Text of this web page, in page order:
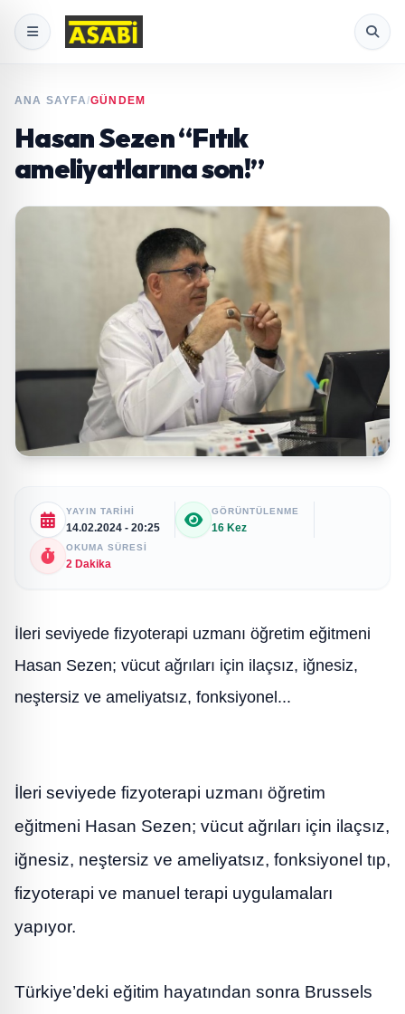
ANA SAYFA/GÜNDEM
Hasan Sezen “Fıtık
ameliyatlarına son!”
YAYIN TARIHI
14.02.2024 - 20:25
GÖRÜNTÜLENME
16 Kez
OKUMA SÜRESI
2 Dakika
İleri seviyede fizyoterapi uzmanı öğretim eğitmeni
Hasan Sezen; vücut ağrıları için ilaçsız, iğnesiz,
neştersiz ve ameliyatsız, fonksiyonel...
İleri seviyede fizyoterapi uzmanı öğretim
eğitmeni Hasan Sezen; vücut ağrıları için ilaçsız,
iğnesiz, neştersiz ve ameliyatsız, fonksiyonel tıp,
fizyoterapi ve manuel terapi uygulamaları
yapıyor.
Türkiye’deki eğitim hayatından sonra Brussels